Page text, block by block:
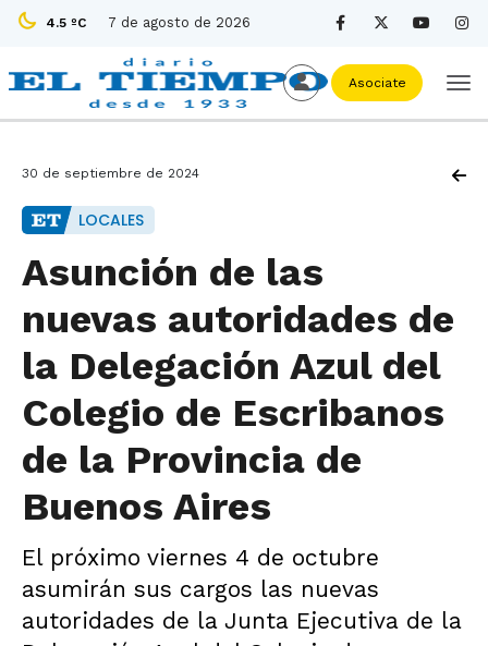
4.5 ºC 7 de agosto de 2026
Asociate
30 de septiembre de 2024
LOCALES
Asunción de las
nuevas autoridades de
la Delegación Azul del
Colegio de Escribanos
de la Provincia de
Buenos Aires
El próximo viernes 4 de octubre
asumirán sus cargos las nuevas
autoridades de la Junta Ejecutiva de la